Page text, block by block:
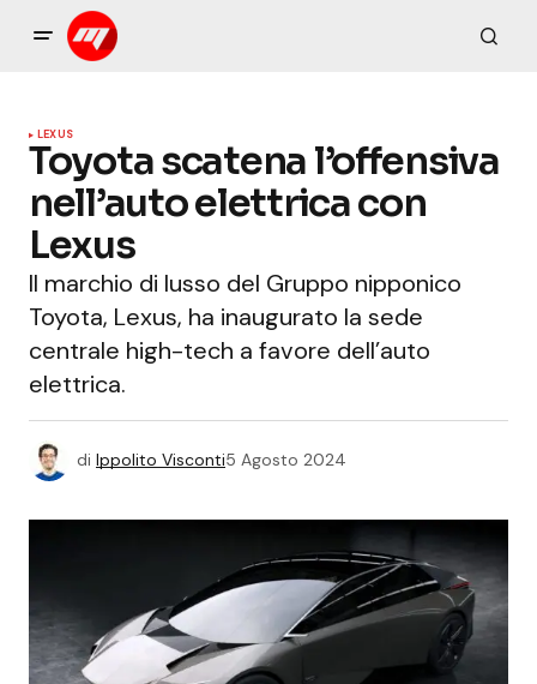
LEXUS
Toyota scatena l’offensiva
nell’auto elettrica con
Lexus
Il marchio di lusso del Gruppo nipponico
Toyota, Lexus, ha inaugurato la sede
centrale high-tech a favore dell’auto
elettrica.
di Ippolito Visconti5 Agosto 2024